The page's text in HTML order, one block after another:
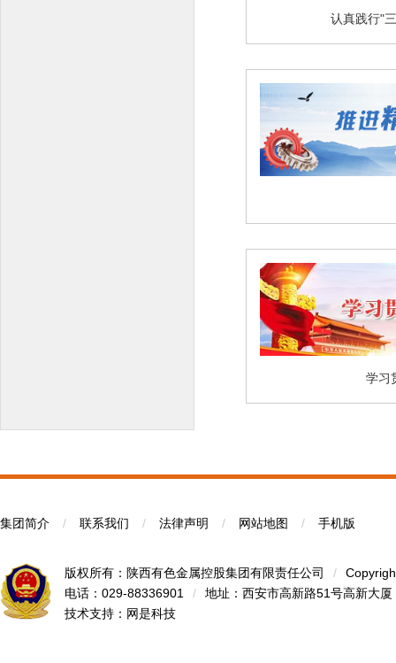
认真践行"
学习
集团简介 / 联系我们 / 法律声明 / 网站地图 / 手机版
版权所有：陕西有色金属控股集团有限责任公司 /
电话：029-88336901
/
地址：西安市高新路51号高新大厦
技术支持： 网是科技